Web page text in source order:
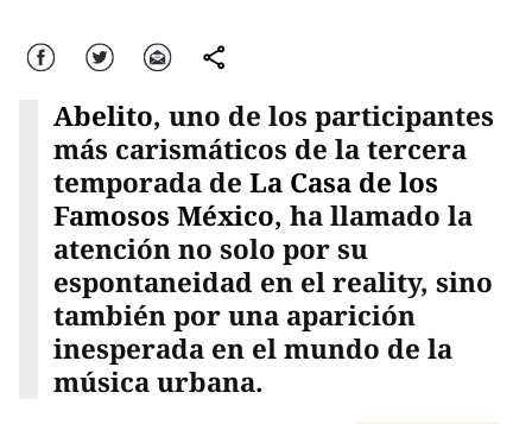
Facebook Twitter Correo comparte
Abelito, uno de los participantes
más carismáticos de la tercera
temporada de La Casa de los
Famosos México, ha llamado la
atención no solo por su
espontaneidad en el reality, sino
también por una aparición
inesperada en el mundo de la
música urbana.